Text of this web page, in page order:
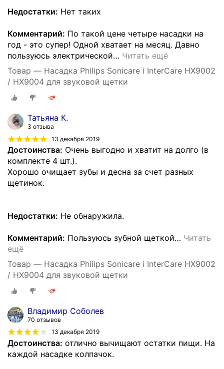
Недостатки: Нет таких
Комментарий: По такой цене четыре насадки на
год - это супер! Одной хватает на месяц. Давно
пользуюсь электрической… Читать ещё
Товар — Насадка Philips Sonicare i InterCare HX9002
/ HX9004 для звуковой щетки
Татьяна К.
3 отзыва
13 декабря 2019
Достоинства: Очень выгодно и хватит на долго (в
комплекте 4 шт.).
Хорошо очищает зубы и десна за счет разных
щетинок.
Недостатки: Не обнаружила.
Комментарий: Пользуюсь зубной щеткой… Читать
ещё
Товар — Насадка Philips Sonicare i InterCare HX9002
/ HX9004 для звуковой щетки
Владимир Соболев
70 отзывов
13 декабря 2019
Достоинства: отлично вычищают остатки пищи. На
каждой насадке колпачок.